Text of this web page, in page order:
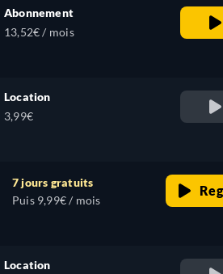
Abonnement
13,52€ / mois
Location
3,99€
7 jours gratuits
Puis 9,99€ / mois
Location